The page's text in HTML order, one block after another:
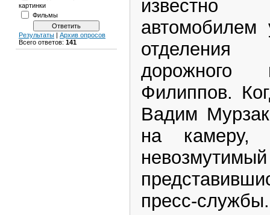
картинки
Фильмы
Результаты | Архив опросов
Всего ответов: 141
автомобилем
отделения
дорожного
Филиппов.
Вадим
на камеру,
пресс-службы.